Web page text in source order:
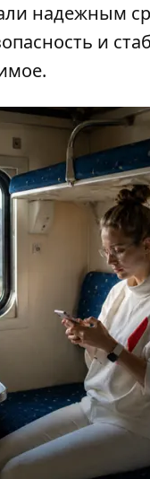
надежным
и